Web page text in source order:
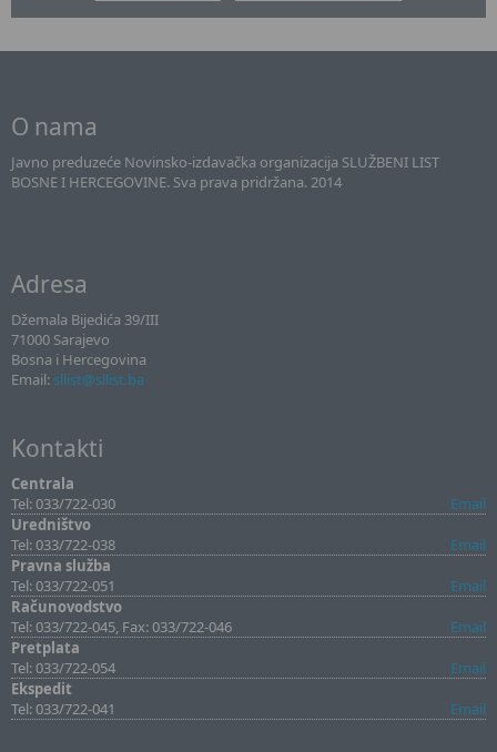
O nama
Javno preduzeće Novinsko-izdavačka organizacija SLUŽBENI LIST
BOSNE I HERCEGOVINE. Sva prava pridržana. 2014
Adresa
Džemala Bijedića 39/III
71000 Sarajevo
Bosna i Hercegovina
Email: sllist@sllist.ba
Kontakti
Centrala
Tel: 033/722-030
Email
Uredništvo
Tel: 033/722-038
Email
Pravna služba
Tel: 033/722-051
Email
Računovodstvo
Tel: 033/722-045, Fax: 033/722-046
Email
Pretplata
Tel: 033/722-054
Email
Ekspedit
Tel: 033/722-041
Email